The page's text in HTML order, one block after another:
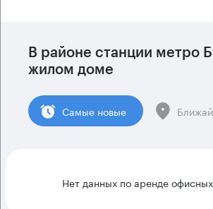
В районе станции метро
жилом доме
Cамые новые
Нет данных по аренде